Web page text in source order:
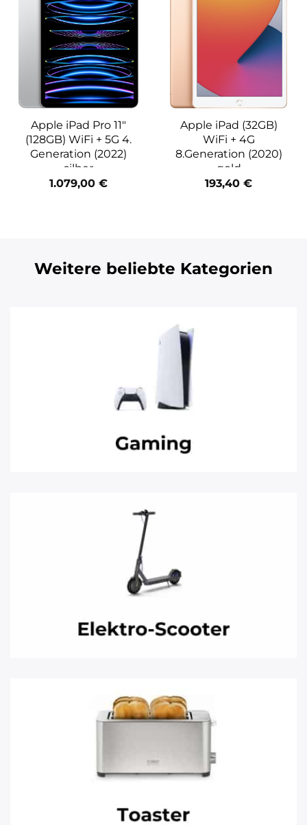
Apple iPad Pro 11″
(128GB) WiFi + 5G 4.
Generation (2022)
silber
1.079,00 €
Apple iPad (32GB)
WiFi + 4G
8.Generation (2020)
gold
193,40 €
Weitere beliebte Kategorien